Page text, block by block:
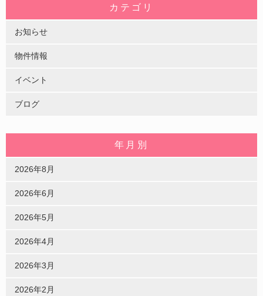
カテゴリ
お知らせ
物件情報
イベント
ブログ
年月別
2026年8月
2026年6月
2026年5月
2026年4月
2026年3月
2026年2月